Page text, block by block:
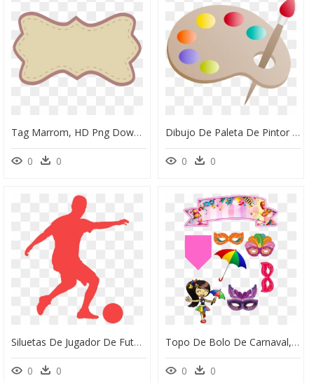
Tag Marrom, HD Png Download
0 0
Dibujo De Paleta De Pintor Para Imprimir, HD Png Download
0 0
Siluetas De Jugador De Futbol Para Imprimir, HD Png Download
0 0
Topo De Bolo De Carnaval, HD Png Download
0 0